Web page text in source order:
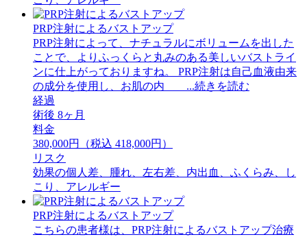
PRP注射によるバストアップ
PRP注射によって、ナチュラルにボリュームを出した
ことで、よりふっくらと丸みのある美しいバストライ
ンに仕上がっておりますね。 PRP注射は自己血液由来
の成分を使用し、お肌の内 ...続きを読む
経過
術後 8ヶ月
料金
380,000円（税込 418,000円）
リスク
効果の個人差、腫れ、左右差、内出血、ふくらみ、し
こり、アレルギー
PRP注射によるバストアップ
こちらの患者様は、PRP注射によるバストアップ治療